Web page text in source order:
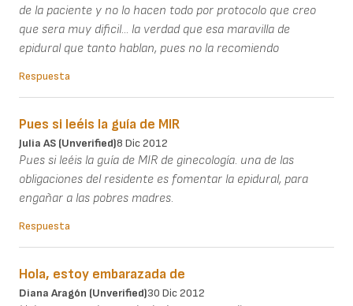
de la paciente y no lo hacen todo por protocolo que creo
que sera muy dificil... la verdad que esa maravilla de
epidural que tanto hablan, pues no la recomiendo
Respuesta
Pues si leéis la guía de MIR
Julia AS (unverified)8 Dic 2012
Pues si leéis la guía de MIR de ginecología. una de las
obligaciones del residente es fomentar la epidural, para
engañar a las pobres madres.
Respuesta
Hola, estoy embarazada de
Diana Aragón (unverified)30 Dic 2012